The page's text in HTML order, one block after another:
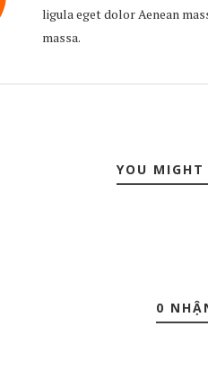
ligula eget dolor Aenean
massa.
YOU MIGHT
0